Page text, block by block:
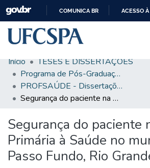
CONTEÚDO
COMUNICA BR ACESSO
Comunidades & Coleções
Busca Facetada
Autoarquivamento
Sobre o RI-UFCSPA
Início
TESES E DISSERTAÇÕES
Programa de Pós-Graduação em Saúde da Família
PROFSAÚDE - Dissertações
Segurança do paciente na Atenção Primária à Saúde no município de Passo Fundo, Rio Grande do Sul
Segurança do paciente
Primária à Saúde no
Passo Fundo, Rio